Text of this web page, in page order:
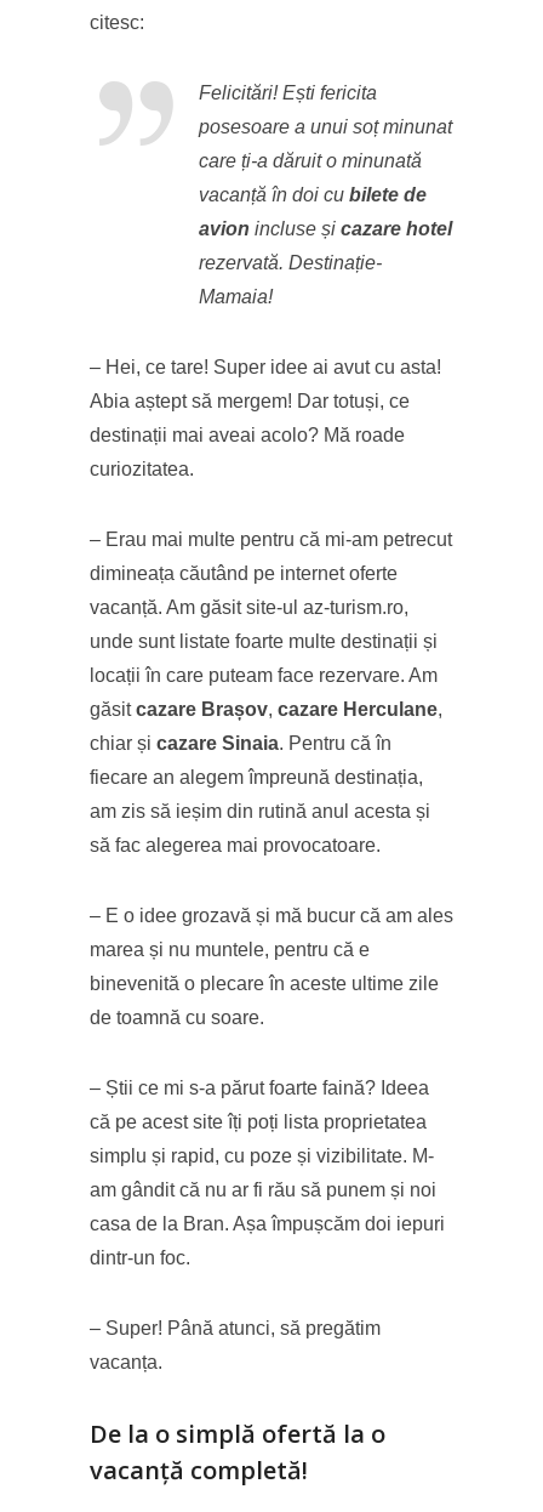
citesc:
Felicitări! Ești fericita
posesoare a unui soț minunat
care ți-a dăruit o minunată
vacanță în doi cu bilete de
avion incluse și cazare hotel
rezervată. Destinație-
Mamaia!
– Hei, ce tare! Super idee ai avut cu asta!
Abia aștept să mergem! Dar totuși, ce
destinații mai aveai acolo? Mă roade
curiozitatea.
– Erau mai multe pentru că mi-am petrecut
dimineața căutând pe internet oferte
vacanță. Am găsit site-ul az-turism.ro,
unde sunt listate foarte multe destinații și
locații în care puteam face rezervare. Am
găsitcazare Brașov, cazare Herculane,
chiar și cazare Sinaia. Pentru că în
fiecare an alegem împreună destinația,
am zis să ieșim din rutină anul acesta și
să fac alegerea mai provocatoare.
– E o idee grozavă și mă bucur că am ales
marea și nu muntele, pentru că e
binevenită o plecare în aceste ultime zile
de toamnă cu soare.
– Știi ce mi s-a părut foarte faină? Ideea
că pe acest site îți poți lista proprietatea
simplu și rapid, cu poze și vizibilitate. M-
am gândit că nu ar fi rău să punem și noi
casa de la Bran. Așa împușcăm doi iepuri
dintr-un foc.
– Super! Până atunci, să pregătim
vacanța.
De la o simplă ofertă la o
vacanță completă!